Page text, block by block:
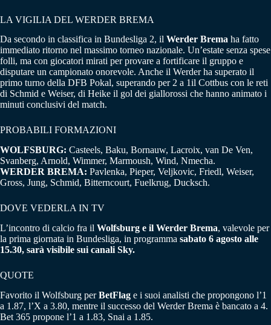
LA VIGILIA DEL WERDER BREMA
Da secondo in classifica in Bundesliga 2, il Werder Brema ha fatto
immediato ritorno nel massimo torneo nazionale. Un’estate senza spese
folli, ma con giocatori mirati per provare a fortificare il gruppo e
disputare un campionato onorevole. Anche il Werder ha superato il
primo turno della DFB Pokal, superando per 2 a 1il Cottbus con le reti
di Schmid e Weiser, di Heike il gol dei giallorossi che hanno animato i
minuti conclusivi del match.
PROBABILI FORMAZIONI
WOLFSBURG: Casteels, Baku, Bornauw, Lacroix, van De Ven,
Svanberg, Arnold, Wimmer, Marmoush, Wind, Nmecha.
WERDER BREMA: Pavlenka, Pieper, Veljkovic, Friedl, Weiser,
Gross, Jung, Schmid, Bitterncourt, Fuelkrug, Ducksch.
DOVE VEDERLA IN TV
L’incontro di calcio fra il Wolfsburg e il Werder Brema, valevole per
la prima giornata in Bundesliga, in programma sabato 6 agosto alle
15.30, sarà visibile sui canali Sky.
QUOTE
Favorito il Wolfsburg perBetFlag e i suoi analisti che propongono l’1
a 1.87, l’X a 3.80, mentre il successo del Werder Brema è bancato a 4.
Bet 365 propone l’1 a 1.83, Snai a 1.85.